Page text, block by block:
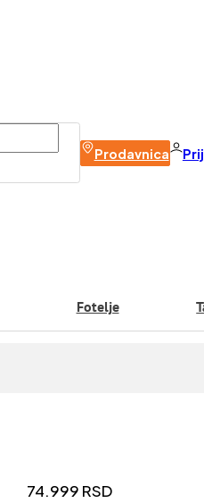
Prodavnica
Fotelje
74.999RSD